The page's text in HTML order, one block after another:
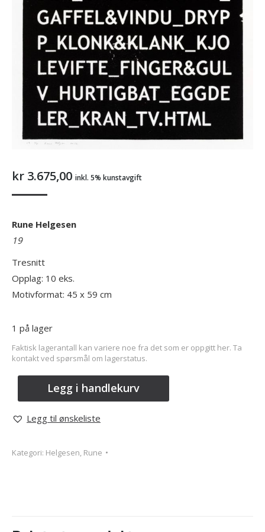
kr 3.675,00 inkl. 5% kunstavgift
Rune Helgesen
19
Tresnitt
Opplag: 10 eks.
Motivformat: 45 x 59 cm
1 på lager
Faktisk lagerantall kan variere noe fra det som er oppgitt her. Ta
kontakt ved spørsmål om lagerstatus.
Legg i handlekurv
Legg til ønskeliste
Kategori: Helgesen, Rune